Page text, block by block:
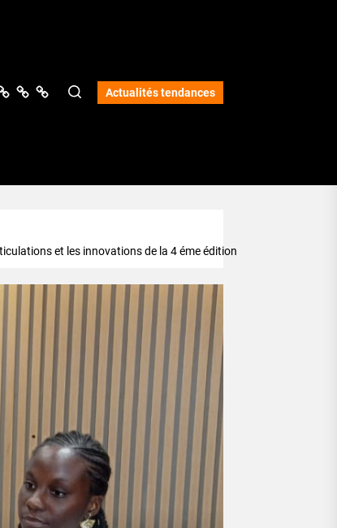
OpinionsServices Actualités tendances
et les innovations de la 4 éme édition